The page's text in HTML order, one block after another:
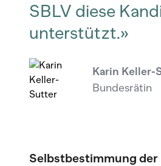
SBLV diese
unterstützt.»
Karin Keller-
Bundesrätin
Selbstbestimmung